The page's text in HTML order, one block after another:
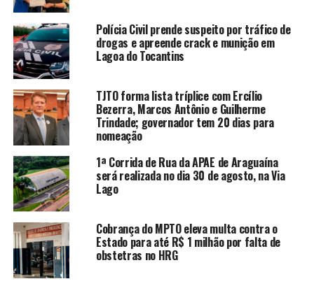
Polícia Civil prende suspeito por tráfico de
drogas e apreende crack e munição em
Lagoa do Tocantins
TJTO forma lista tríplice com Ercílio
Bezerra, Marcos Antônio e Guilherme
Trindade; governador tem 20 dias para
nomeação
1ª Corrida de Rua da APAE de Araguaína
será realizada no dia 30 de agosto, na Via
Lago
Cobrança do MPTO eleva multa contra o
Estado para até R$ 1 milhão por falta de
obstetras no HRG